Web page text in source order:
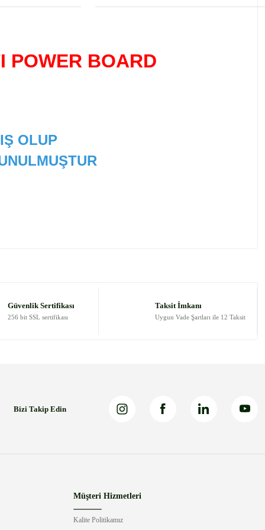
POWER BOARD
OLUP
Güvenlik Sertifikası
256 bit SSL sertifikası
Taksit İmkanı
Uygun Vade Şartları ile 12 Taksit
Bizi Takip Edin
Müşteri Hizmetleri
Kalite Politikamız